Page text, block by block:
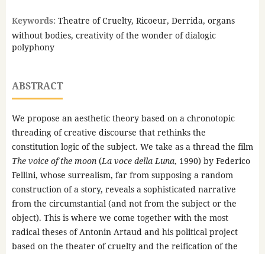
Keywords: Theatre of Cruelty, Ricoeur, Derrida, organs
without bodies, creativity of the wonder of dialogic
polyphony
ABSTRACT
We propose an aesthetic theory based on a chronotopic
threading of creative discourse that rethinks the
constitution logic of the subject. We take as a thread the film
The voice of the moon(La voce della Luna, 1990) by Federico
Fellini, whose surrealism, far from supposing a random
construction of a story, reveals a sophisticated narrative
from the circumstantial (and not from the subject or the
object). This is where we come together with the most
radical theses of Antonin Artaud and his political project
based on the theater of cruelty and the reification of the